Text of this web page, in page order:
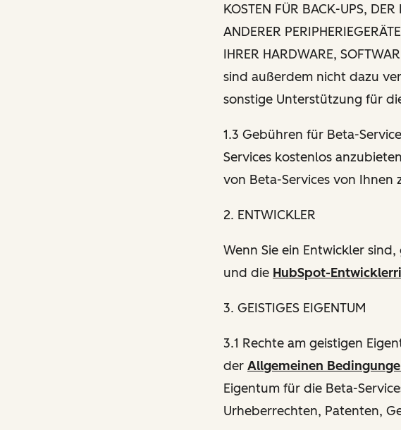
KOSTEN FÜR BACK-UPS,
ANDERER
IHRER HARDWARE,
sind außerdem nicht dazu
sonstige Unterstützung für
1.3 Gebühren für Beta-
Services kostenlos
von Beta-Services von Ihnen
2. ENTWICKLER
Wenn Sie ein Entwickler
und die HubSpot-
3. GEISTIGES EIGENTUM
3.1 Rechte am geistigen
der Allgemeinen
Eigentum für die Beta-
Urheberrechten, Patenten,